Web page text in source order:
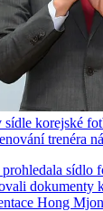
sídle korejské
trenéra
sídlo
dokumenty
Hong